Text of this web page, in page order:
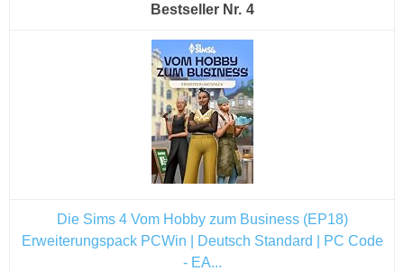
4
Die Sims 4 Vom Hobby zum Business (EP18)
Erweiterungspack PCWin | Deutsch Standard | PC Code
- EA...